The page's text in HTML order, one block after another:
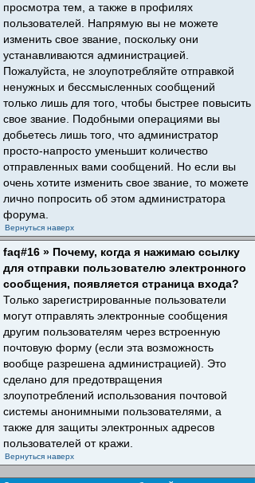
просмотра тем, а также в профилях
пользователей. Напрямую вы не можете
изменить свое звание, поскольку они
устанавливаются администрацией.
Пожалуйста, не злоупотребляйте отправкой
ненужных и бессмысленных сообщений
только лишь для того, чтобы быстрее повысить
свое звание. Подобными операциями вы
добьетесь лишь того, что администратор
просто-напросто уменьшит количество
отправленных вами сообщений. Но если вы
очень хотите изменить свое звание, то можете
лично попросить об этом администратора
форума.
Вернуться наверх
faq#16 » Почему, когда я нажимаю ссылку
для отправки пользователю электронного
сообщения, появляется страница входа?
Только зарегистрированные пользователи
могут отправлять электронные сообщения
другим пользователям через встроенную
почтовую форму (если эта возможность
вообще разрешена администрацией). Это
сделано для предотвращения
злоупотреблений использования почтовой
системы анонимными пользователями, а
также для защиты электронных адресов
пользователей от кражи.
Вернуться наверх